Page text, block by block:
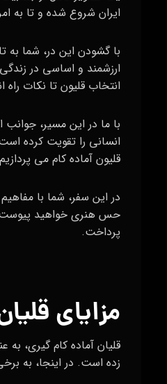
ایران شروع شده و تا به
با گشودن این در، شما به
ارزشمند و اساسی در
انتخاب قلیون تا نکات
با ما در این مسیر،
انسانی را تقویت کرده
قلیون آماده کام می‌
در این سفر، شما با
حس هنری خواهید پیوست.
پرداخت.
مزایای
قلیان آماده کام گیری،
زده است. در اینجا، به